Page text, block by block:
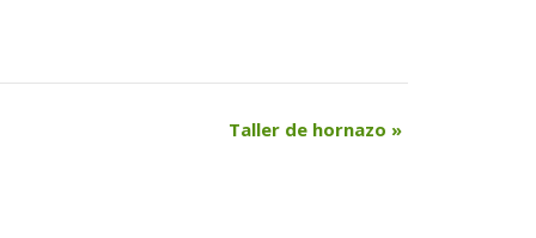
Taller de hornazo »